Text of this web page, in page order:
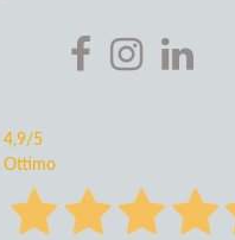
4,9/5
Ottimo